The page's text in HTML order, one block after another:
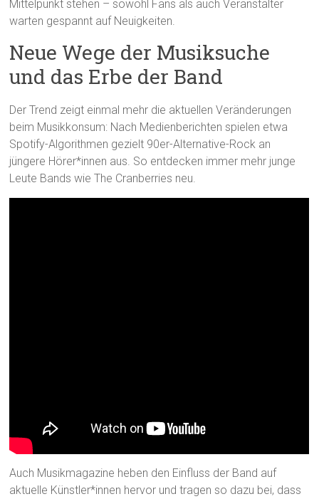
Mittelpunkt stehen – sowohl Fans als auch Veranstalter
warten gespannt auf Neuigkeiten.
Neue Wege der Musiksuche
und das Erbe der Band
Der Trend zeigt einmal mehr die aktuellen Veränderungen
beim Musikkonsum: Nach Medienberichten spielen etwa
Spotify-Algorithmen gezielt 90er-Alternative-Rock an
jüngere Hörer*innen aus. So entdecken immer mehr junge
Leute Bands wie The Cranberries neu.
Auch Musikmagazine heben den Einfluss der Band auf
aktuelle Künstler*innen hervor und tragen so dazu bei, dass